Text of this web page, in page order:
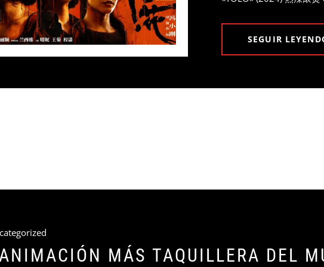
SEGUIR
MÁS TAQUILLERA DEL